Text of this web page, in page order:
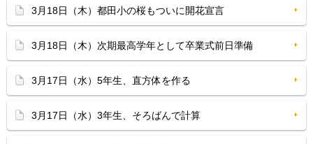
3月18日（木）都田小の桜もついに開花宣言
3月18日（木）次期最高学年として卒業式前日準備
3月17日（水）5年生、直方体を作る
3月17日（水）3年生、そろばんで計算